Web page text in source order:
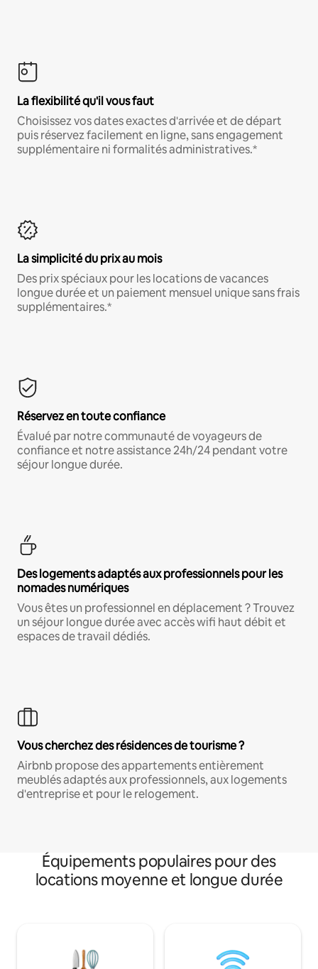
La flexibilité qu'il vous faut
Choisissez vos dates exactes d'arrivée et de départ
puis réservez facilement en ligne, sans engagement
supplémentaire ni formalités administratives.*
La simplicité du prix au mois
Des prix spéciaux pour les locations de vacances
longue durée et un paiement mensuel unique sans frais
supplémentaires.*
Réservez en toute confiance
Évalué par notre communauté de voyageurs de
confiance et notre assistance 24h/24 pendant votre
séjour longue durée.
Des logements adaptés aux professionnels pour les
nomades numériques
Vous êtes un professionnel en déplacement ? Trouvez
un séjour longue durée avec accès wifi haut débit et
espaces de travail dédiés.
Vous cherchez des résidences de tourisme ?
Airbnb propose des appartements entièrement
meublés adaptés aux professionnels, aux logements
d'entreprise et pour le relogement.
Équipements populaires pour des
locations moyenne et longue durée